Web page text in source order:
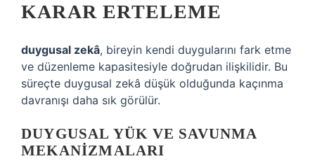
KARAR ERTELEME
duygusal zekâ, bireyin kendi duygularını fark etme
ve düzenleme kapasitesiyle doğrudan ilişkilidir. Bu
süreçte duygusal zekâ düşük olduğunda kaçınma
davranışı daha sık görülür.
DUYGUSAL YÜK VE SAVUNMA
MEKANIZMALARI